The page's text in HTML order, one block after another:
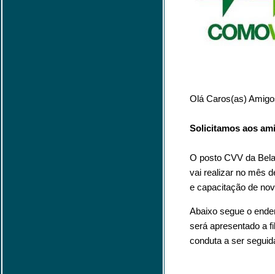
Olá Caros(as)
Solicitamos aos
O posto CVV da
vai realizar no mês
e capacitação de
Abaixo segue o
será apresentado a
conduta a ser